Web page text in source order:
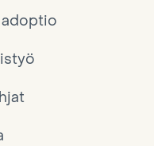
adoptio